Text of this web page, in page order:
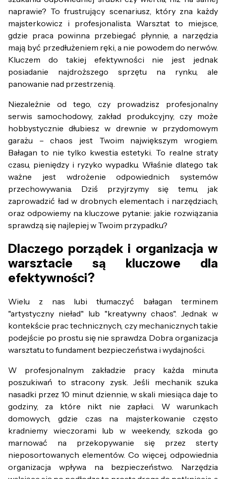
naprawie? To frustrujący scenariusz, który zna każdy
majsterkowicz i profesjonalista. Warsztat to miejsce,
gdzie praca powinna przebiegać płynnie, a narzędzia
mają być przedłużeniem ręki, a nie powodem do nerwów.
Kluczem do takiej efektywności nie jest jednak
posiadanie najdroższego sprzętu na rynku, ale
panowanie nad przestrzenią.
Niezależnie od tego, czy prowadzisz profesjonalny
serwis samochodowy, zakład produkcyjny, czy może
hobbystycznie dłubiesz w drewnie w przydomowym
garażu – chaos jest Twoim największym wrogiem.
Bałagan to nie tylko kwestia estetyki. To realne straty
czasu, pieniędzy i ryzyko wypadku. Właśnie dlatego tak
ważne jest wdrożenie odpowiednich systemów
przechowywania. Dziś przyjrzymy się temu, jak
zaprowadzić ład w drobnych elementach i narzędziach,
oraz odpowiemy na kluczowe pytanie: jakie rozwiązania
sprawdzą się najlepiej w Twoim przypadku?
Dlaczego porządek i organizacja w
warsztacie są kluczowe dla
efektywności?
Wielu z nas lubi tłumaczyć bałagan terminem
"artystyczny nieład" lub "kreatywny chaos". Jednak w
kontekście prac technicznych, czy mechanicznych takie
podejście po prostu się nie sprawdza. Dobra organizacja
warsztatu to fundament bezpieczeństwa i wydajności.
W profesjonalnym zakładzie pracy każda minuta
poszukiwań to stracony zysk. Jeśli mechanik szuka
nasadki przez 10 minut dziennie, w skali miesiąca daje to
godziny, za które nikt nie zapłaci. W warunkach
domowych, gdzie czas na majsterkowanie często
kradniemy wieczorami lub w weekendy, szkoda go
marnować na przekopywanie się przez sterty
nieposortowanych elementów. Co więcej, odpowiednia
organizacja wpływa na bezpieczeństwo. Narzędzia